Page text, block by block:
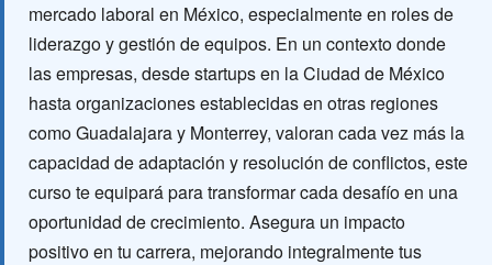
mercado laboral en México, especialmente en roles de
liderazgo y gestión de equipos. En un contexto donde
las empresas, desde startups en la Ciudad de México
hasta organizaciones establecidas en otras regiones
como Guadalajara y Monterrey, valoran cada vez más la
capacidad de adaptación y resolución de conflictos, este
curso te equipará para transformar cada desafío en una
oportunidad de crecimiento. Asegura un impacto
positivo en tu carrera, mejorando integralmente tus